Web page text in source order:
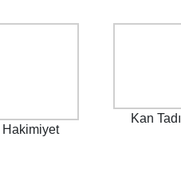
Hakimiyet
Kan Tadı